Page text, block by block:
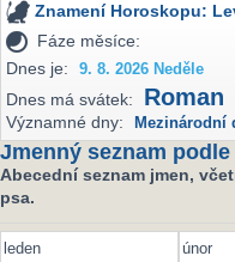
Znamení Horoskopu:
Fáze měsíce:
Dnes je:
9. 8. 2026 Neděle
Dnes má svátek: Roman
Významné dny: Mezinárodní
Jmenný seznam
Abecední seznam jmen,
psa.
leden únor